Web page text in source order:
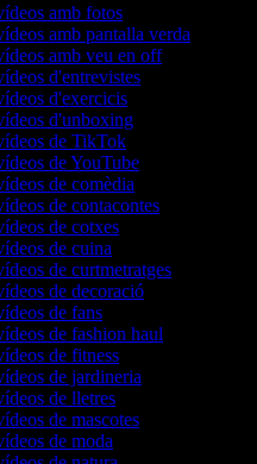
amb fotos
amb pantalla verda
amb veu en off
d'entrevistes
d'exercicis
d'unboxing
de TikTok
de YouTube
de comèdia
de contacontes
de cotxes
de cuina
de curtmetratges
de decoració
de fans
de fashion haul
de fitness
de jardineria
de lletres
de mascotes
de moda